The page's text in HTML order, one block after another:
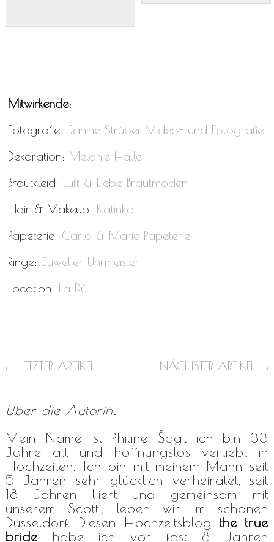
Mitwirkende:
Fotografie: Janine Strüber Video- und Fotografie
Dekoration: Melanie Halle
Brautkleid: Luft & Liebe Brautmoden
Hair & Makeup: Katinka
Papeterie: Carla & Marie Papeterie
Ringe: Juwelier Uhrmeister
Location: La Dü
← LETZTER ARTIKEL NÄCHSTER ARTIKEL →
Über die Autorin:
Mein Name ist Philine Šagi, ich bin 33
Jahre alt und hoffnungslos verliebt in
Hochzeiten. Ich bin mit meinem Mann seit
5 Jahren sehr glücklich verheiratet, seit
18 Jahren liiert und gemeinsam mit
unserem Scotti, leben wir im schönen
Düsseldorf. Diesen Hochzeitsblog the true
bride habe ich vor fast 8 Jahren